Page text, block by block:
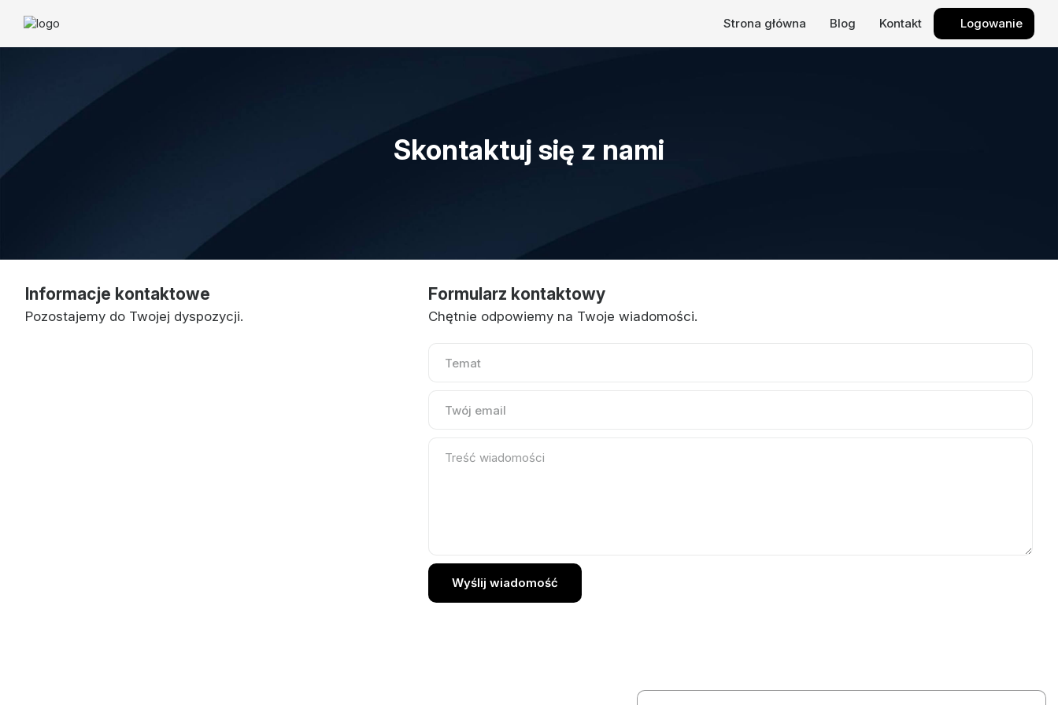
Strona główna Blog Kontakt Logowanie
Skontaktuj się z nami
Informacje kontaktowe
Pozostajemy do Twojej dyspozycji.
Formularz kontaktowy
Chętnie odpowiemy na Twoje wiadomości.
Wyślij wiadomość